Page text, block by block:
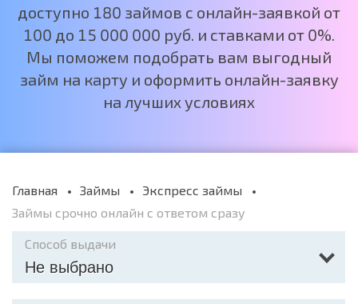
доступно 180 займов с онлайн-заявкой от
100 до 15 000 000 руб. и ставками от 0%.
Мы поможем подобрать вам выгодный
займ на карту и оформить онлайн-заявку
на лучших условиях
Главная Займы
Экспресс займы
Займы срочно онлайн с ответом сразу
Способ выдачи
Не выбрано